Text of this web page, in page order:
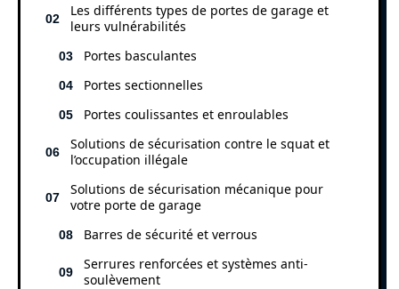
Les différents types de portes de garage et
leurs vulnérabilités
Portes basculantes
Portes sectionnelles
Portes coulissantes et enroulables
Solutions de sécurisation contre le squat et
l’occupation illégale
Solutions de sécurisation mécanique pour
votre porte de garage
Barres de sécurité et verrous
Serrures renforcées et systèmes anti-
soulèvement